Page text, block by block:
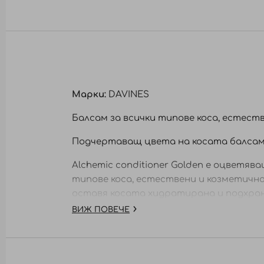
Марки: DAVINES
Балсам за всички типове коса,
Подчертаващ цвета на косата
Alchemic conditioner Golden е
типове коса, естествени и
оставя косата хидратирана и
- витамин Е: антиоксидант.
ВИЖ ПОВЕЧЕ